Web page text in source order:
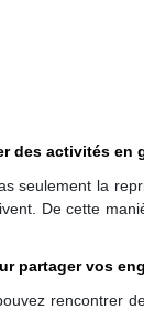
des activités en
seulement la
De cette
partager vos
rencontrer